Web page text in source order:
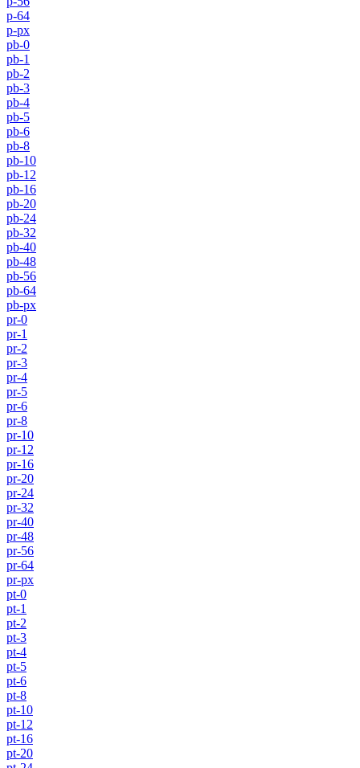
p-64
p-px
pb-0
pb-1
pb-2
pb-3
pb-4
pb-5
pb-6
pb-8
pb-10
pb-12
pb-16
pb-20
pb-24
pb-32
pb-40
pb-48
pb-56
pb-64
pb-px
pr-0
pr-1
pr-2
pr-3
pr-4
pr-5
pr-6
pr-8
pr-10
pr-12
pr-16
pr-20
pr-24
pr-32
pr-40
pr-48
pr-56
pr-64
pr-px
pt-0
pt-1
pt-2
pt-3
pt-4
pt-5
pt-6
pt-8
pt-10
pt-12
pt-16
pt-20